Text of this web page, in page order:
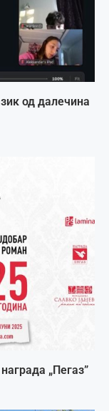
од далечина
„Пегаз”